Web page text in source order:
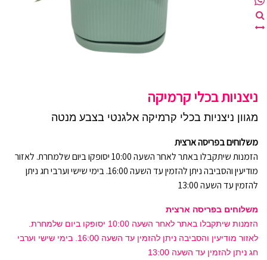
ניצניות בכלי קרמיקה
מגוון ניצניות בכלי קרמיקה אלגנטי בצבע מנטה
משלוחים בפריסה ארצית
הזמנות שיתקבלו באתר לאחר השעה 10:00 יסופקו ביום שלמחרת. לאזור
מודיעין והסביבה ניתן להזמין עד השעה 16:00. בימי שישי וערבי חג ניתן
להזמין עד השעה 13:00
משלוחים בפריסה ארצית
הזמנות שיתקבלו באתר לאחר השעה 10:00 יסופקו ביום שלמחרת.
לאזור מודיעין והסביבה ניתן להזמין עד השעה 16:00. בימי שישי וערבי
חג ניתן להזמין עד השעה 13:00